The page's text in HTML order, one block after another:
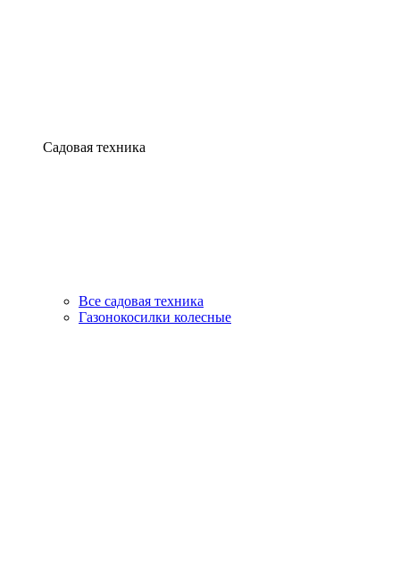
Садовая техника
Все садовая техника
Газонокосилки колесные